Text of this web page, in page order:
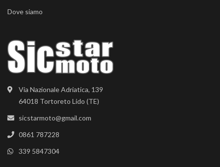
Via Nazionale Adriatica, 139
64018 Tortoreto Lido (TE)
sicstarmoto@gmail.com
0861 787228
339 5847304
Dove siamo